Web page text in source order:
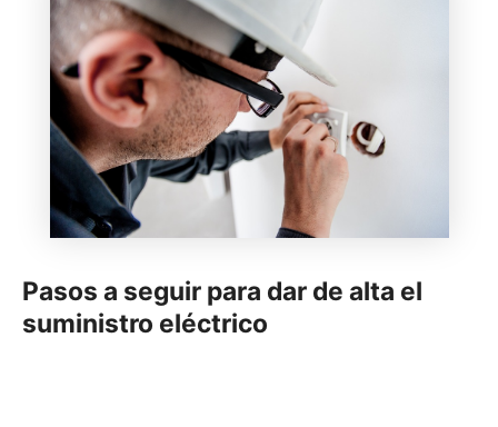
Pasos a seguir para dar de alta el
suministro eléctrico